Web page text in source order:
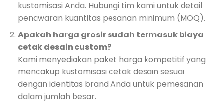
kustomisasi Anda. Hubungi tim kami untuk detail
penawaran kuantitas pesanan minimum (MOQ).
Apakah harga grosir sudah termasuk biaya
cetak desain custom?
Kami menyediakan paket harga kompetitif yang
mencakup kustomisasi cetak desain sesuai
dengan identitas brand Anda untuk pemesanan
dalam jumlah besar.